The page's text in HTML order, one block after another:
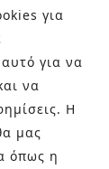
για
για να
να
Η
μας
όπως η
ΠΡΟΣΦΟΡΆ!